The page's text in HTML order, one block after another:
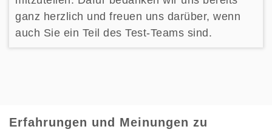
ganz herzlich und freuen uns darüber, wenn
auch Sie ein Teil des Test-Teams sind.
Erfahrungen und Meinungen zu